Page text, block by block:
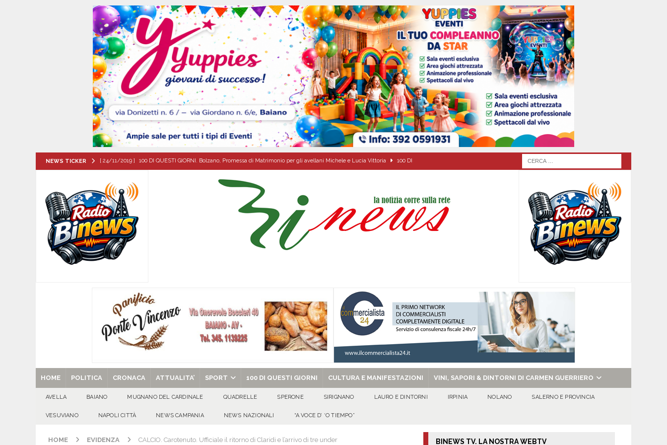
NEWS TICKER [ 24/11/2019 ] 100 DI QUESTI GIORNI. Bolzano, Promessa di Matrimonio per gli avellani Michele e Lucia Vittoria 100 DI
[ 09/08/2026 ] Turismo delle radici, confronto a Sant’Angelo dei Lombardi sui progetti del territorio
[ 09/08/2026 ] Flumeri, ieri 8 agosto ’26 l’alzata del nuovo “Giglio“ di grano. ALTA IRPINIA
[ 09/08/2026 ] MUGNANO DEL CARDINALE. Chi era Carmine Colucci, il 60enne morto tragicamente nel giorno della festa di
Santa Filomena
[ 09/08/2026 ]
[ 29/08/2025 ] SANT’Oggi. Venerdì 29 agosto la chiesa celebra il Martirio di san Giovanni Battista e santa Sabina EVIDENZA
HOME POLITICA CRONACA ATTUALITA’ SPORT 100 DI QUESTI GIORNI CULTURA E MANIFESTAZIONI VINI, SAPORI & DINTORNI DI CARMEN GUERRIERO
AVELLA BAIANO MUGNANO DEL CARDINALE QUADRELLE SPERONE SIRIGNANO LAURO E DINTORNI IRPINIA NOLANO SALERNO E PROVINCIA
VESUVIANO NAPOLI CITTÀ NEWS CAMPANIA NEWS NAZIONALI “A VOCE D’ ‘O TIEMPO”
HOME EVIDENZA CALCIO. Carotenuto. Ufficiale il ritorno di Claridi e l’arrivo di tre under BINEWS TV. LA NOSTRA WEBTV